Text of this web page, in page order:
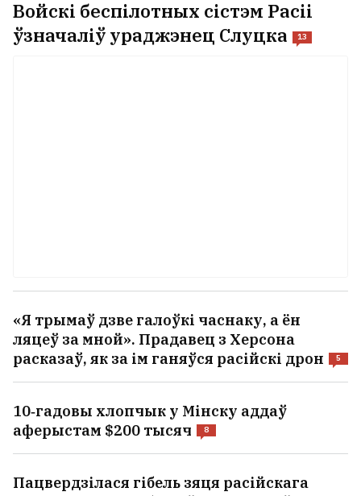
Войскі беспілотных сістэм Расіі
ўзначаліў ураджэнец Слуцка
13
«Я трымаў дзве галоўкі часнаку, а ён
ляцеў за мной». Прадавец з Херсона
расказаў, як за ім ганяўся расійскі дрон
5
10‑гадовы хлопчык у Мінску аддаў
аферыстам $200 тысяч
8
Пацвердзілася гібель зяця расійскага